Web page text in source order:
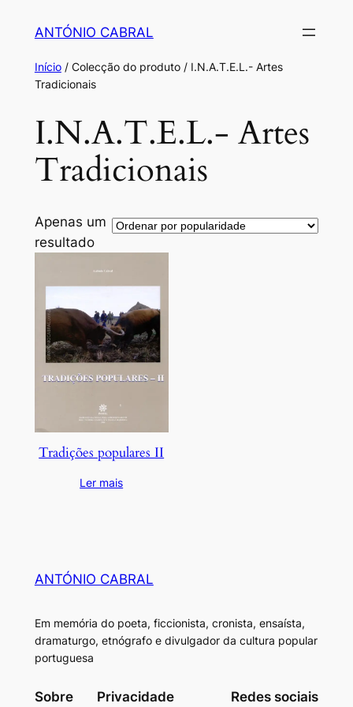
conteúdo
ANTÓNIO CABRAL
Início/ Colecção do produto / I.N.A.T.E.L.- Artes
Tradicionais
I.N.A.T.E.L.- Artes
Tradicionais
Apenas um
resultado
Tradições populares II
Ler mais
ANTÓNIO CABRAL
Em memória do poeta, ficcionista, cronista, ensaísta,
dramaturgo, etnógrafo e divulgador da cultura popular
portuguesa
Sobre Privacidade Redes sociais